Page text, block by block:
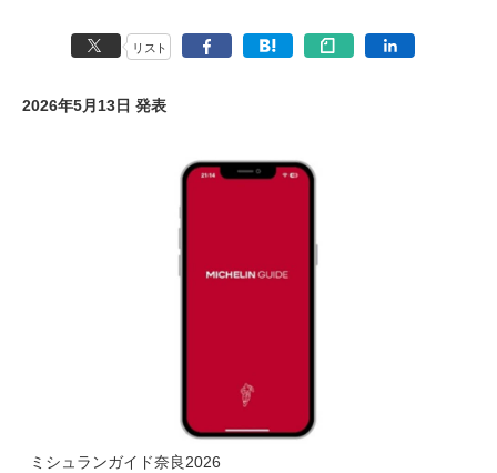
リスト
2026年5月13日 発表
ミシュランガイド奈良2026